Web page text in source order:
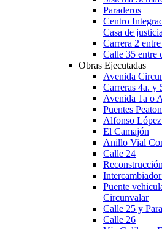
Paraderos
Centro
Casa de
Carrera 2
Calle 35 entre
Obras Ejecutadas
Avenida
Carreras 4a. y
Avenida 1a o
Puentes
Alfonso
El Camajón
Anillo Vial
Calle 24
Puente
Circunvalar
Calle 25 y
Calle 26